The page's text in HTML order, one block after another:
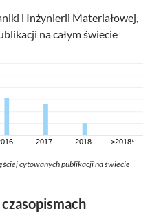
i Inżynierii Materiałowej,
na całym świecie
cytowanych publikacji na świecie